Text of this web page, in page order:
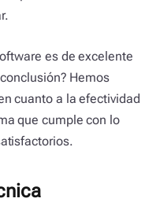
es de excelente
Hemos
cuanto a la efectividad
que cumple con lo